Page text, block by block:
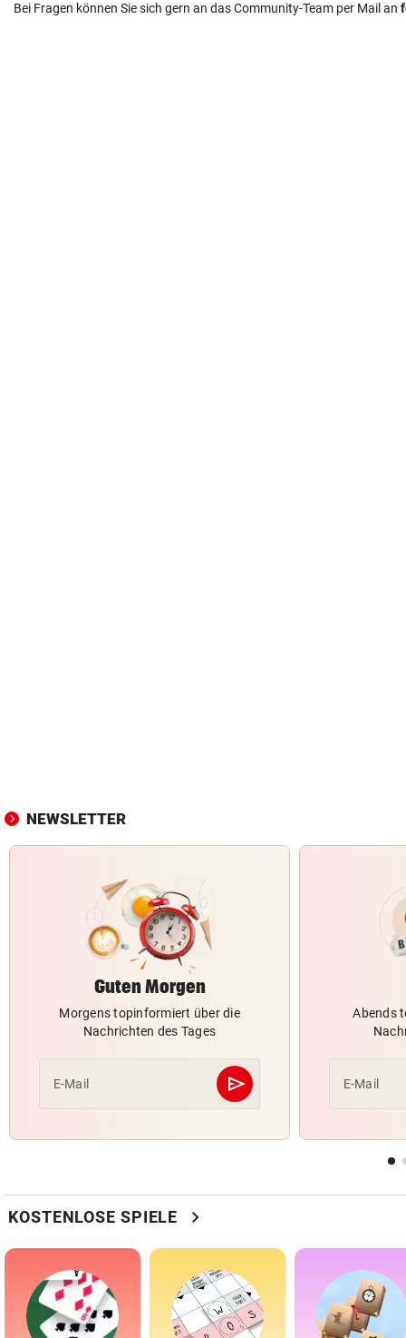
Bei Fragen können Sie sich gern an das Community-Team per Mail an
NEWSLETTER
Guten Morgen
Morgens topinformiert über die
Nachrichten des Tages
E-Mail send
Abschicken
Abends
E-Mail
KOSTENLOSE SPIELE chevron_right